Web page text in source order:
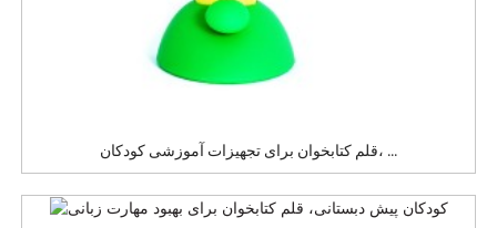
قلم کتابخوان برای تجهیزات آموزشی کودکان، ...